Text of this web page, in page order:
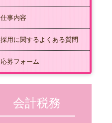
仕事内容
採用に関するよくある質問
応募フォーム
会計税務